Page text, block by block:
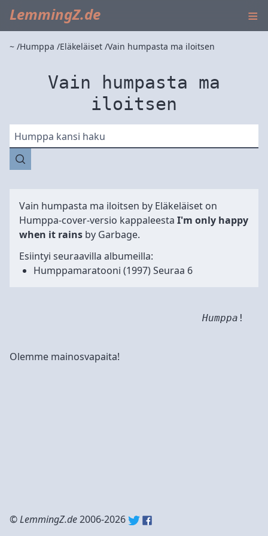
LemmingZ.de ≡
~ Humppa Eläkeläiset Vain humpasta ma iloitsen
Vain humpasta ma
iloitsen
Humppa kansi haku
Vain humpasta ma iloitsen by Eläkeläiset on
Humppa-cover-versio kappaleesta I'm only happy
when it rains by Garbage.
Esiintyi seuraavilla albumeilla:
Humppamaratooni (1997) Seuraa 6
Humppa !
Olemme mainosvapaita!
©LemmingZ.de2006-2026